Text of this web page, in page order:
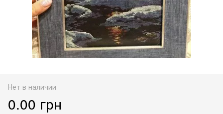
Нет в наличии
0.00 грн